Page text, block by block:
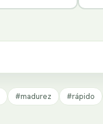
#madurez #rápido